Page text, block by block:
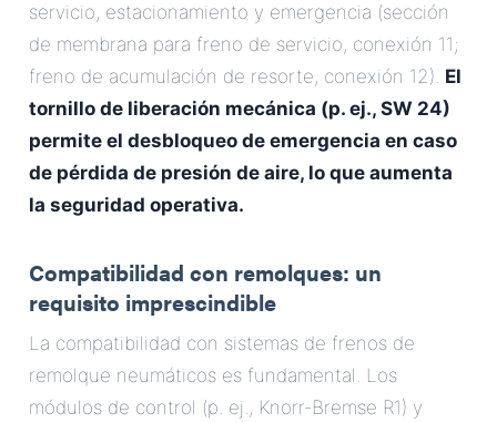
servicio, estacionamiento y emergencia (sección
de membrana para freno de servicio, conexión 11;
freno de acumulación de resorte, conexión 12). El
tornillo de liberación mecánica (p. ej., SW 24)
permite el desbloqueo de emergencia en caso
de pérdida de presión de aire, lo que aumenta
la seguridad operativa.
Compatibilidad con remolques: un
requisito imprescindible
La compatibilidad con sistemas de frenos de
remolque neumáticos es fundamental. Los
módulos de control (p. ej., Knorr-Bremse R1) y